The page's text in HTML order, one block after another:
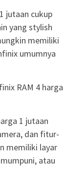
jutaan cukup
yang stylish
memiliki
umumnya
RAM 4 harga
1 jutaan
dan fitur-
memiliki layar
atau